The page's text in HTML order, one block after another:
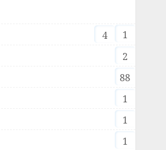
1
4
2
88
1
1
1